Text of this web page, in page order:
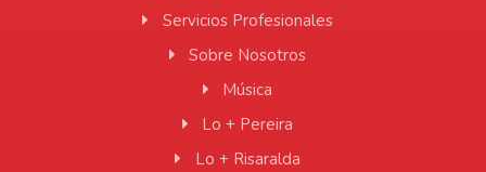
Servicios Profesionales
Sobre Nosotros
Música
Lo + Pereira
Lo + Risaralda